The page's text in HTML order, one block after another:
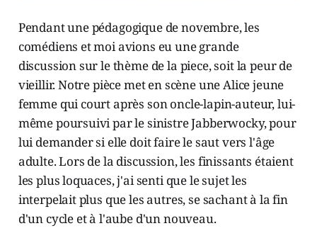
Pendant une pédagogique de novembre, les
comédiens et moi avions eu une grande
discussion sur le thème de la piece, soit la peur de
vieillir. Notre pièce met en scène une Alice jeune
femme qui court après son oncle-lapin-auteur, lui-
même poursuivi par le sinistre Jabberwocky, pour
lui demander si elle doit faire le saut vers l'âge
adulte. Lors de la discussion, les finissants étaient
les plus loquaces, j'ai senti que le sujet les
interpelait plus que les autres, se sachant à la fin
d'un cycle et à l'aube d'un nouveau.